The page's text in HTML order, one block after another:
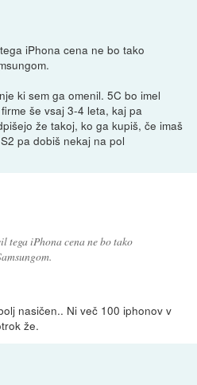
iPhona cena ne bo tako
ki sem ga omenil. 5C bo imel
še vsaj 3-4 leta, kaj pa
že takoj, ko ga kupiš, če imaš
pa dobiš nekaj na pol
tega iPhona cena ne bo tako
nasičen.. Ni več 100 iphonov v
že.